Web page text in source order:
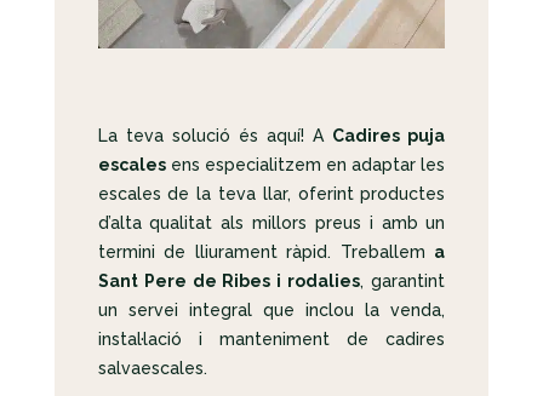
La teva solució és aquí! A Cadires puja
escalesens especialitzem en adaptar les
escales de la teva llar, oferint productes
d’alta qualitat als millors preus i amb un
termini de lliurament ràpid. Treballem a
Sant Pere de Ribes i rodalies, garantint
un servei integral que inclou la venda,
instal·lació i manteniment de cadires
salvaescales.